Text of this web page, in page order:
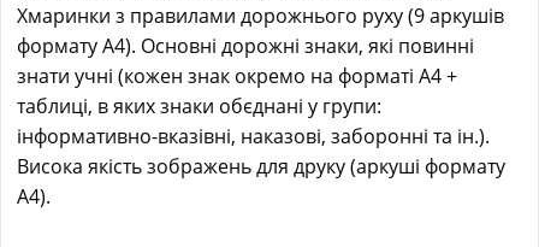
Хмаринки з правилами дорожнього руху (9 аркушів
формату А4). Основні дорожні знаки, які повинні
знати учні (кожен знак окремо на форматі А4 +
таблиці, в яких знаки обєднані у групи:
інформативно-вказівні, наказові, заборонні та ін.).
Висока якість зображень для друку (аркуші формату
А4).